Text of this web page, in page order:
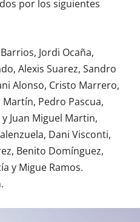
por los siguientes
Jordi Ocaña,
Alexis Suarez, Sandro
Alonso, Cristo Marrero,
Pedro Pascua,
Juan Miguel Martin,
Dani Visconti,
Benito Domínguez,
y Migue Ramos.